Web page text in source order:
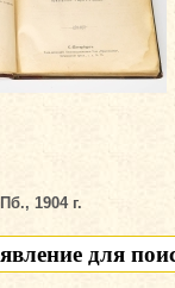
1904 г.
для